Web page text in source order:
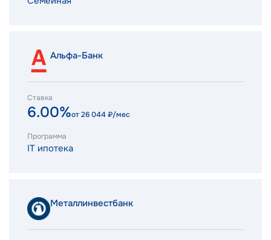
Альфа-Банк
Ставка
6.00%от26 044₽/мес
Программа
IT ипотека
Металлинвестбанк